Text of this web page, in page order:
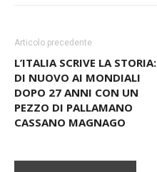
Articolo precedente
L’ITALIA SCRIVE LA STORIA:
DI NUOVO AI MONDIALI
DOPO 27 ANNI CON UN
PEZZO DI PALLAMANO
CASSANO MAGNAGO